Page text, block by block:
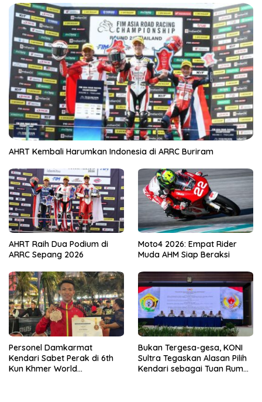
AHRT Kembali Harumkan Indonesia di ARRC Buriram
AHRT Raih Dua Podium di
ARRC Sepang 2026
Moto4 2026: Empat Rider
Muda AHM Siap Beraksi
Personel Damkarmat
Kendari Sabet Perak di 6th
Kun Khmer World
Bukan Tergesa-gesa, KONI
Sultra Tegaskan Alasan Pilih
Kendari sebagai Tuan Rumah